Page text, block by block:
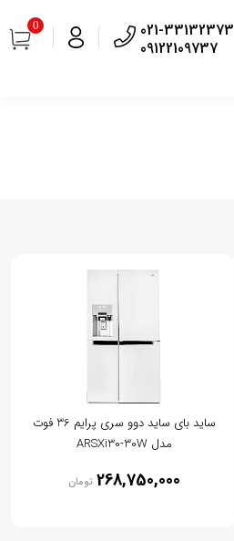
021-33132373
09122109737
0
ساید بای ساید دوو سری پرایم 36 فوت
مدل ARSXi30-30W
268,750,000 تومان